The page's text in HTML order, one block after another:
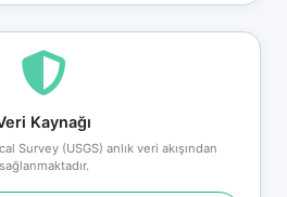
Kaynağı
Survey (USGS) anlık veri akışından
sağlanmaktadır.